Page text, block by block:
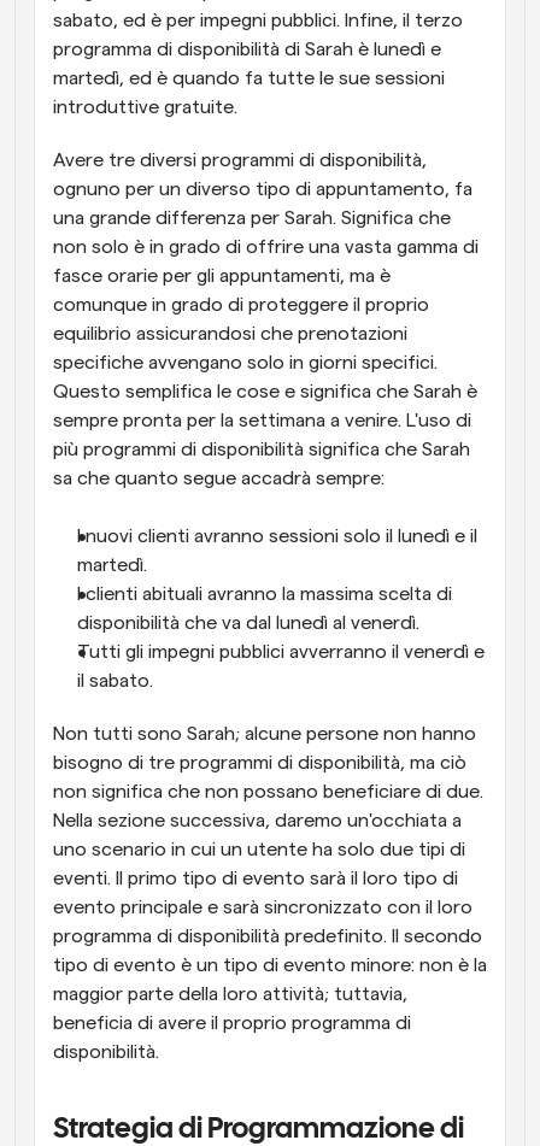
sabato, ed è per impegni pubblici. Infine, il terzo
programma di disponibilità di Sarah è lunedì e
martedì, ed è quando fa tutte le sue sessioni
introduttive gratuite.
Avere tre diversi programmi di disponibilità,
ognuno per un diverso tipo di appuntamento, fa
una grande differenza per Sarah. Significa che
non solo è in grado di offrire una vasta gamma di
fasce orarie per gli appuntamenti, ma è
comunque in grado di proteggere il proprio
equilibrio assicurandosi che prenotazioni
specifiche avvengano solo in giorni specifici.
Questo semplifica le cose e significa che Sarah è
sempre pronta per la settimana a venire. L'uso di
più programmi di disponibilità significa che Sarah
sa che quanto segue accadrà sempre:
I nuovi clienti avranno sessioni solo il lunedì e il
martedì.
I clienti abituali avranno la massima scelta di
disponibilità che va dal lunedì al venerdì.
Tutti gli impegni pubblici avverranno il venerdì e
il sabato.
Non tutti sono Sarah; alcune persone non hanno
bisogno di tre programmi di disponibilità, ma ciò
non significa che non possano beneficiare di due.
Nella sezione successiva, daremo un'occhiata a
uno scenario in cui un utente ha solo due tipi di
eventi. Il primo tipo di evento sarà il loro tipo di
evento principale e sarà sincronizzato con il loro
programma di disponibilità predefinito. Il secondo
tipo di evento è un tipo di evento minore: non è la
maggior parte della loro attività; tuttavia,
beneficia di avere il proprio programma di
disponibilità.
Strategia di Programmazione di